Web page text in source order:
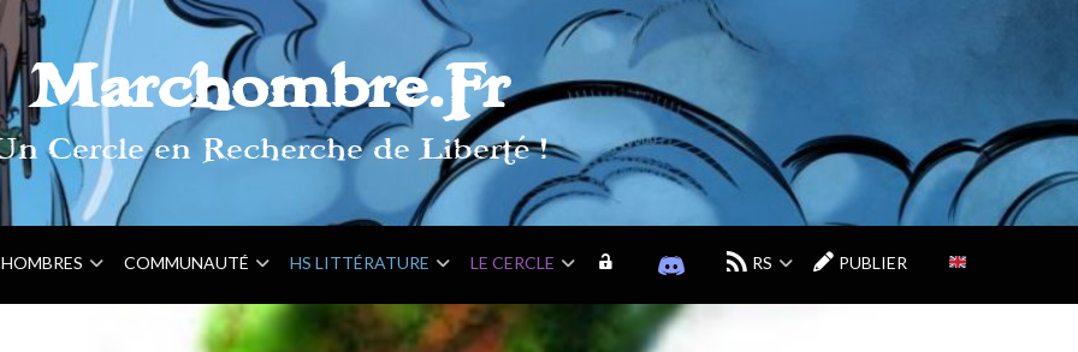
Marchombre.Fr
Cercle en Recherche de Liberté !
COMMUNAUTÉ HS LITTÉRATURE LE CERCLE
C
S
RS PUBLIER